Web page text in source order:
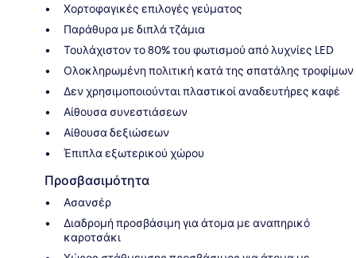
Χορτοφαγικές επιλογές γεύματος
Παράθυρα με διπλά τζάμια
Τουλάχιστον το 80% του φωτισμού από λυχνίες LED
Ολοκληρωμένη πολιτική κατά της σπατάλης τροφίμων
Δεν χρησιμοποιούνται πλαστικοί αναδευτήρες καφέ
Αίθουσα συνεστιάσεων
Αίθουσα δεξιώσεων
Έπιπλα εξωτερικού χώρου
Προσβασιμότητα
Ασανσέρ
Διαδρομή προσβάσιμη για άτομα με αναπηρικό
καροτσάκι